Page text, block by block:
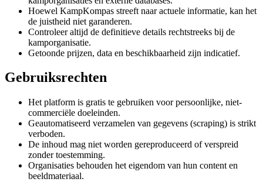
Hoewel KampKompas streeft naar actuele informatie, kan het
de juistheid niet garanderen.
Controleer altijd de definitieve details rechtstreeks bij de
kamporganisatie.
Getoonde prijzen, data en beschikbaarheid zijn indicatief.
Gebruiksrechten
Het platform is gratis te gebruiken voor persoonlijke, niet-
commerciële doeleinden.
Geautomatiseerd verzamelen van gegevens (scraping) is strikt
verboden.
De inhoud mag niet worden gereproduceerd of verspreid
zonder toestemming.
Organisaties behouden het eigendom van hun content en
beeldmateriaal.